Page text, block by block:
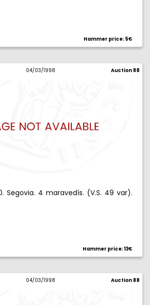
Hammer price: 5€
04/03/1998 Auction 88
Segovia. 4 maravedís. (V.S. 49 var).
Hammer price: 13€
04/03/1998 Auction 88